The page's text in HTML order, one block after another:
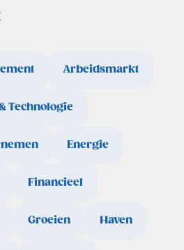
Arbeidsmarkt
Technologie
Energie
Financieel
Groeien Haven